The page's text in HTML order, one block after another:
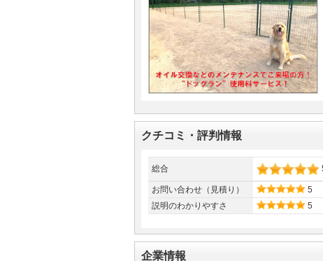
クチコミ・評判情報
総合
お問い合わせ（見積り）
5
説明のわかりやすさ
5
企業情報